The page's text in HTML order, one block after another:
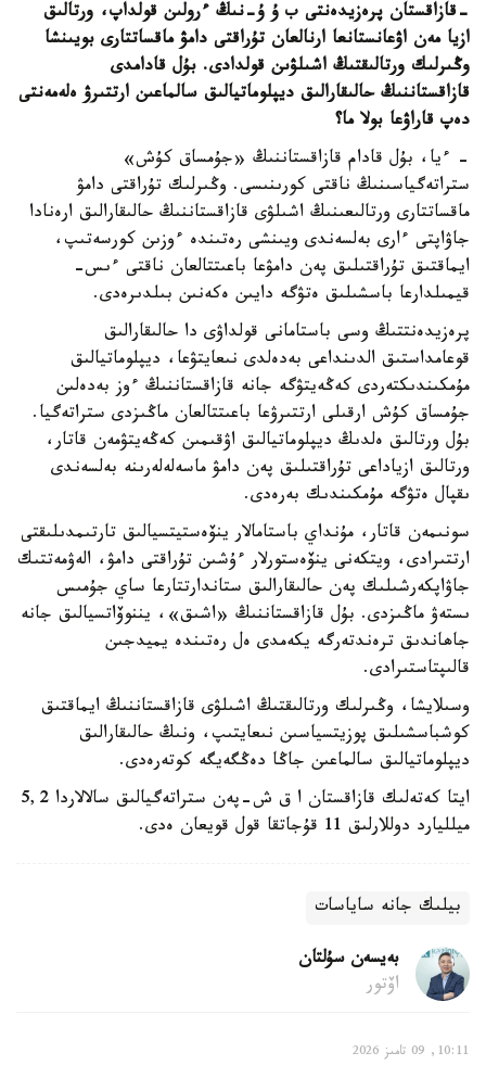
-قازاقستان پرەزيدەنتى ب ۇ ۇ-نىڭ ءرولىن قولداپ، ورتالىق
ازيا مەن اۋعانستانعا ارنالعان تۇراقتى دامۋ ماقساتتارى بويىنشا
وڭىرلىك ورتالىقتىڭ اشىلۋىن قولدادى. بۇل قادامدى
قازاقستاننىڭ حالىقارالىق ديپلوماتيالىق سالماعىن ارتتىرۋ ەلەمەنتى
دەپ قاراۋعا بولا ما؟
- ءيا، بۇل قادام قازاقستاننىڭ «جۇمساق كۇش»
ستراتەگياسىنىڭ ناقتى كورىنىسى. وڭىرلىك تۇراقتى دامۋ
ماقساتتارى ورتالىعىنىڭ اشىلۋى قازاقستاننىڭ حالىقارالىق ارەنادا
جاۋاپتى ءارى بەلسەندى ويىنشى رەتىندە ءوزىن كورسەتىپ،
ايماقتىق تۇراقتىلىق پەن دامۋعا باعىتتالعان ناقتى ءىس-
قيمىلدارعا باسشىلىق ەتۋگە دايىن ەكەنىن بىلدىرەدى.
پرەزيدەنتتىڭ وسى باستامانى قولداۋى دا حالىقارالىق
قوعامداستىق الدىنداعى بەدەلدى نىعايتۋعا، ديپلوماتيالىق
مۇمكىندىكتەردى كەڭەيتۋگە جانە قازاقستاننىڭ ءوز بەدەلىن
جۇمساق كۇش ارقىلى ارتتىرۋعا باعىتتالعان ماڭىزدى ستراتەگيا.
بۇل ورتالىق ەلدىڭ ديپلوماتيالىق اۋقىمىن كەڭەيتۋمەن قاتار،
ورتالىق ازياداعى تۇراقتىلىق پەن دامۋ ماسەلەلەرىنە بەلسەندى
ىقپال ەتۋگە مۇمكىندىك بەرەدى.
سونىمەن قاتار، مۇنداي باستامالار ينۆەستيتسيالىق تارتىمدىلىقتى
ارتتىرادى، ويتكەنى ينۆەستورلار ءۇشىن تۇراقتى دامۋ، الەۋمەتتىك
جاۋاپكەرشىلىك پەن حالىقارالىق ستاندارتتارعا ساي جۇمىس
ىستەۋ ماڭىزدى. بۇل قازاقستاننىڭ «اشىق»، يننوۆاتسيالىق جانە
جاھاندىق ترەندتەرگە يكەمدى ەل رەتىندە يميدجىن
قالىپتاستىرادى.
وسىلايشا، وڭىرلىك ورتالىقتىڭ اشىلۋى قازاقستاننىڭ ايماقتىق
كوشباسشىلىق پوزيتسياسىن نىعايتىپ، ونىڭ حالىقارالىق
ديپلوماتيالىق سالماعىن جاڭا دەڭگەيگە كوتەرەدى.
ايتا كەتەلىك قازاقستان ا ق ش-پەن ستراتەگيالىق سالالاردا 5,2
ميلليارد دوللارلىق 11 قۇجاتقا قول قويعان ەدى.
بيلىك جانە ساياسات
بەيسەن سۇلتان
اۆتور
10:11, 09 تامىز 2026